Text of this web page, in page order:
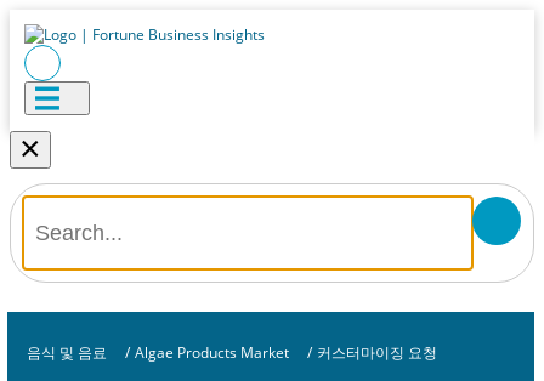
×
음식 및 음료 / Algae Products Market / 커스터마이징 요청